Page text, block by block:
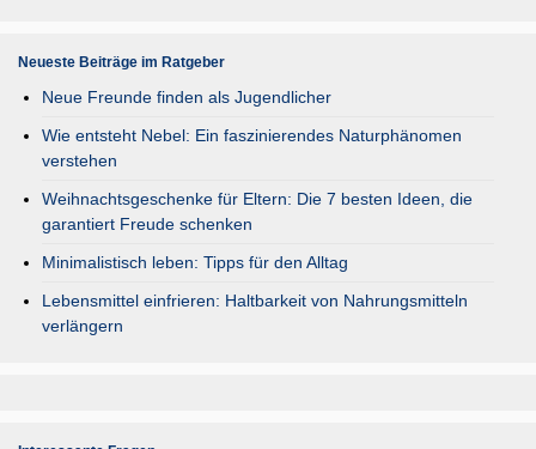
Neueste Beiträge im Ratgeber
Neue Freunde finden als Jugendlicher
Wie entsteht Nebel: Ein faszinierendes Naturphänomen
verstehen
Weihnachtsgeschenke für Eltern: Die 7 besten Ideen, die
garantiert Freude schenken
Minimalistisch leben: Tipps für den Alltag
Lebensmittel einfrieren: Haltbarkeit von Nahrungsmitteln
verlängern